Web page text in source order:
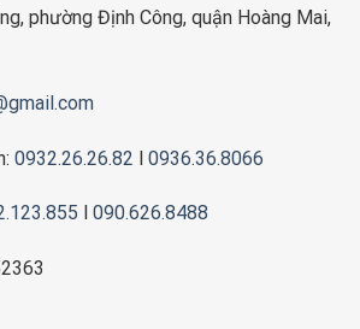
phường Định Công, quận Hoàng Mai,
0932.26.26.82 l 0936.36.8066
090.626.8488